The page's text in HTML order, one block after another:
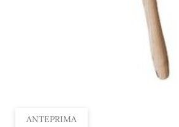
ANTEPRIMA